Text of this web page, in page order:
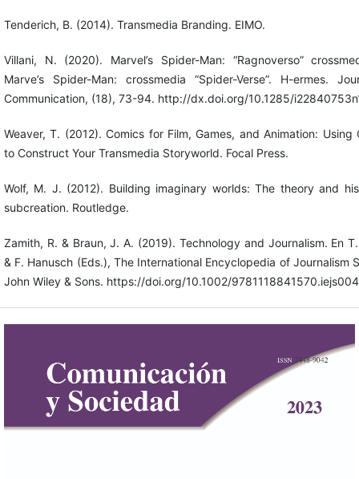
Tenderich, B. (2014). Transmedia Branding. EIMO.
Villani, N. (2020). Marvel’s Spider-Man: “Ragnoverso”
Marve’s Spider-Man: crossmedia “Spider-Verse”. H-ermes.
Communication, (18), 73-94. http://dx.doi.org/10.1285/
Weaver, T. (2012). Comics for Film, Games, and Animation: Using
to Construct Your Transmedia Storyworld. Focal Press.
Wolf, M. J. (2012). Building imaginary worlds: The theory and
subcreation. Routledge.
Zamith, R. & Braun, J. A. (2019). Technology and Journalism. En
& F. Hanusch (Eds.), The International Encyclopedia of Journalism
John Wiley & Sons. https://doi.org/10.1002/